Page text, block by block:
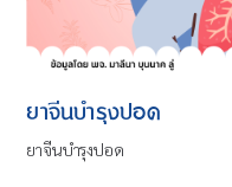
ยาจีนบำรุงปอด
ยาจีนบำรุงปอ